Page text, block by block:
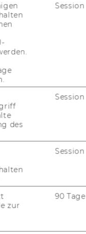
a re­cord
WU Star Jour­
Marketing
A, 1. und 2.
1
Session
des
Session
Session
zur
90 Tage